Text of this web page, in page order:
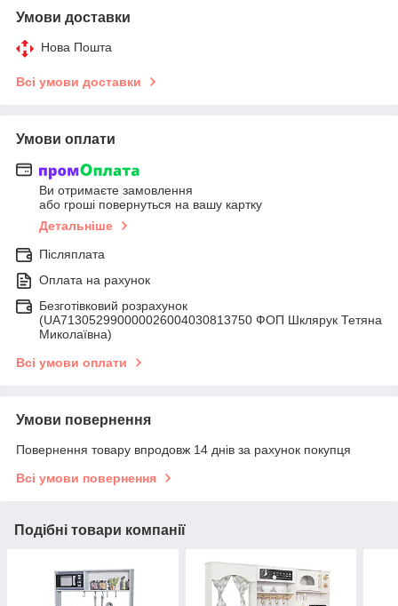
Умови доставки
Нова Пошта
Всі умови доставки
Умови оплати
Ви отримаєте замовлення
або гроші повернуться на вашу картку
Детальніше
Післяплата
Оплата на рахунок
Безготівковий розрахунок
(UA713052990000026004030813750 ФОП Шклярук Тетяна
Миколаївна)
Всі умови оплати
Умови повернення
Повернення товару впродовж 14 днів за рахунок покупця
Всі умови повернення
Подібні товари компанії